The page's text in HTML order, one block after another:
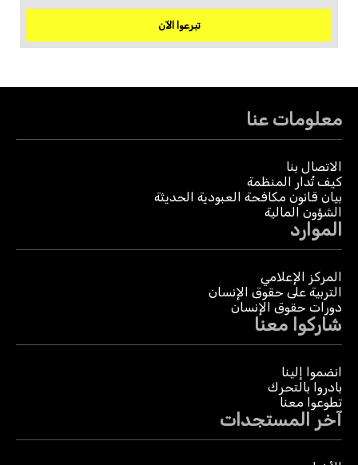
تبرعوا الآن
معلومات عنا
الاتصال بنا
كيف تُدار المنظمة
بيان قانون مكافحة العبودية الحديثة
الشؤون المالية
الموارد
المركز الإعلامي
التربية على حقوق الإنسان
دورات حقوق الإنسان
شاركوا معنا
انضموا إلينا
بادروا بالتحرك
تطوعوا معنا
آخر المستجدات